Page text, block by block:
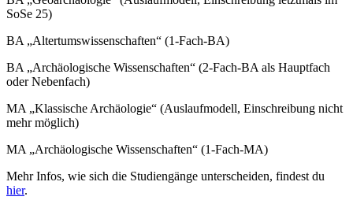
SoSe 25)
BA „Altertumswissenschaften“ (1-Fach-BA)
BA „Archäologische Wissenschaften“ (2-Fach-BA als Hauptfach
oder Nebenfach)
MA „Klassische Archäologie“ (Auslaufmodell, Einschreibung nicht
mehr möglich)
MA „Archäologische Wissenschaften“ (1-Fach-MA)
Mehr Infos, wie sich die Studiengänge unterscheiden, findest du
hier.